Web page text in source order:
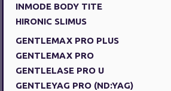
INMODE BODY TITE
HIRONIC SLIMUS
GENTLEMAX PRO PLUS
GENTLEMAX PRO
GENTLELASE PRO U
GENTLEYAG PRO (ND:YAG)